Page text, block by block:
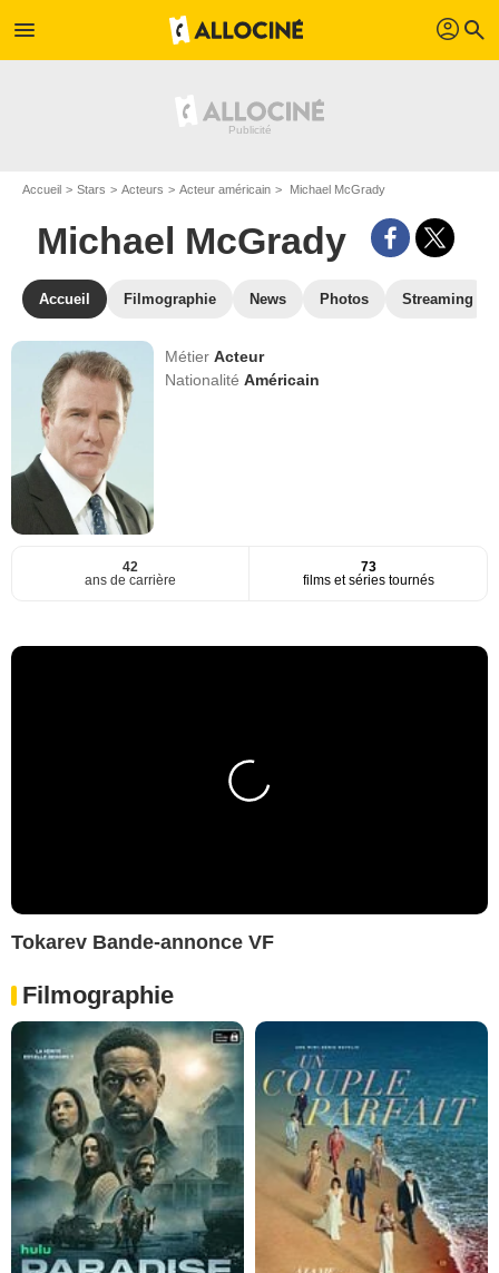
menu profil search
Accueil Stars Acteurs Acteur américain Michael McGrady
Michael McGrady
Accueil Filmographie News Photos Streaming
MétierActeur
NationalitéAméricain
42
ans de carrière
73
films et séries tournés
Tokarev Bande-annonce VF
Filmographie